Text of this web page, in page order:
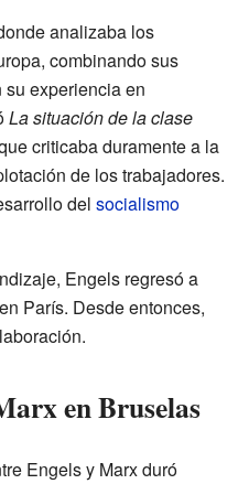
analizaba los
combinando sus
experiencia en
La situación de la clase
criticaba duramente a la
de los trabajadores.
del socialismo
Engels regresó a
París. Desde entonces,
en Bruselas
Engels y Marx duró